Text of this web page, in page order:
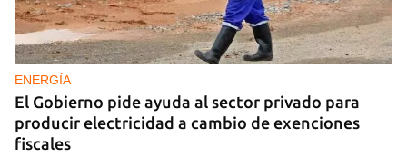
ENERGÍA
El Gobierno pide ayuda al sector privado para
producir electricidad a cambio de exenciones
fiscales